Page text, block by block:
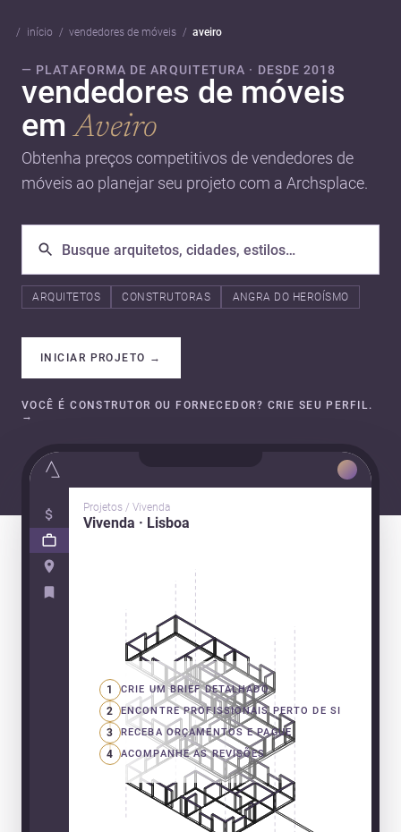
início vendedores de móveis aveiro
— PLATAFORMA DE ARQUITETURA · DESDE 2018
vendedores de móveis
emAveiro
Obtenha preços competitivos de vendedores de
móveis ao planejar seu projeto com a Archsplace.
ARQUITETOS CONSTRUTORAS ANGRA DO HEROÍSMO
INICIAR PROJETO →
VOCÊ É CONSTRUTOR OU FORNECEDOR? CRIE SEU PERFIL.
→
Projetos / Vivenda
Vivenda · Lisboa
1 CRIE UM BRIEF DETALHADO
2 ENCONTRE PROFISSIONAIS PERTO DE SI
3 RECEBA ORÇAMENTOS E PAGUE
4 ACOMPANHE AS REVISÕES